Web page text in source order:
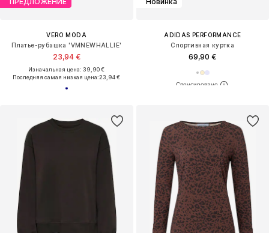
VERO MODA
Платье-рубашка 'VMNEWHALLIE'
23,94 €
Изначальная цена: 39,90 €
Последняя самая низкая цена:23,94 €
ADIDAS PERFORMANCE
Спортивная куртка
69,90 €